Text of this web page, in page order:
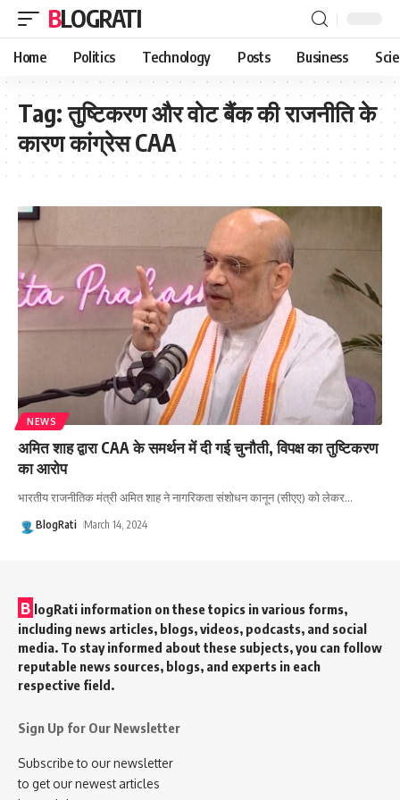
BLOGRATI
Home Politics Technology Posts Business
Tag:तुष्टिकरण और वोट बैंक की राजनीति के
कारण कांग्रेस CAA
NEWS
अमित शाह द्वारा CAA के समर्थन में दी गई चुनौती, विपक्ष का तुष्टिकरण
का आरोप
भारतीय राजनीतिक मंत्री अमित शाह ने नागरिकता संशोधन कानून (सीएए) को लेकर…
BlogRati March 14, 2024
B logRati information on these topics in various forms,
including news articles, blogs, videos, podcasts, and social
media. To stay informed about these subjects, you can follow
reputable news sources, blogs, and experts in each
respective field.
Sign Up for Our Newsletter
Subscribe to our newsletter
to get our newest articles